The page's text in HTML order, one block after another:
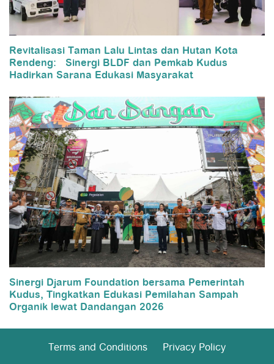
Revitalisasi Taman Lalu Lintas dan Hutan Kota
Rendeng: Sinergi BLDF dan Pemkab Kudus
Hadirkan Sarana Edukasi Masyarakat
Sinergi Djarum Foundation bersama Pemerintah
Kudus, Tingkatkan Edukasi Pemilahan Sampah
Organik lewat Dandangan 2026
Terms and Conditions Privacy Policy